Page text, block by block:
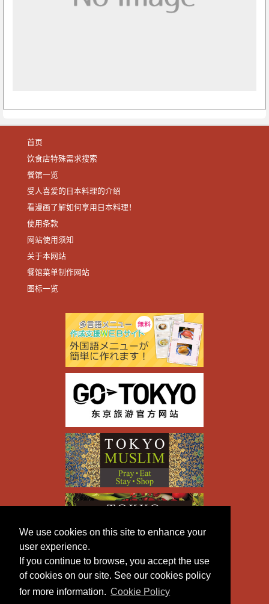
We use cookies on this site to enhance your
user experience.
If you continue to browse, you accept the use
of cookies on our site. See our cookies policy
for more information. Cookie Policy
首页
饮食店特殊需求搜索
餐馆一览
受人喜爱的日本料理的介绍
看漫画了解如何享用日本料理！
使用条款
网站使用须知
关于本网站
餐馆菜单制作网站
图标一览